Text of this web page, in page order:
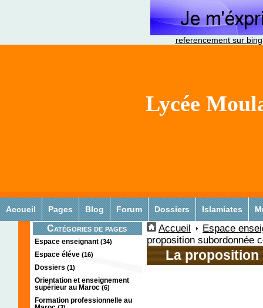
referencement sur bing
Lycée
Accueil Pages Blog Forum Dossiers Islamiates
Catégories de pages
Espace enseignant (34)
Espace éléve (16)
Dossiers (1)
Orientation et enseignement
supérieur au Maroc (6)
Formation professionnelle au
Accueil
Espace
proposition subordonnée
La proposition